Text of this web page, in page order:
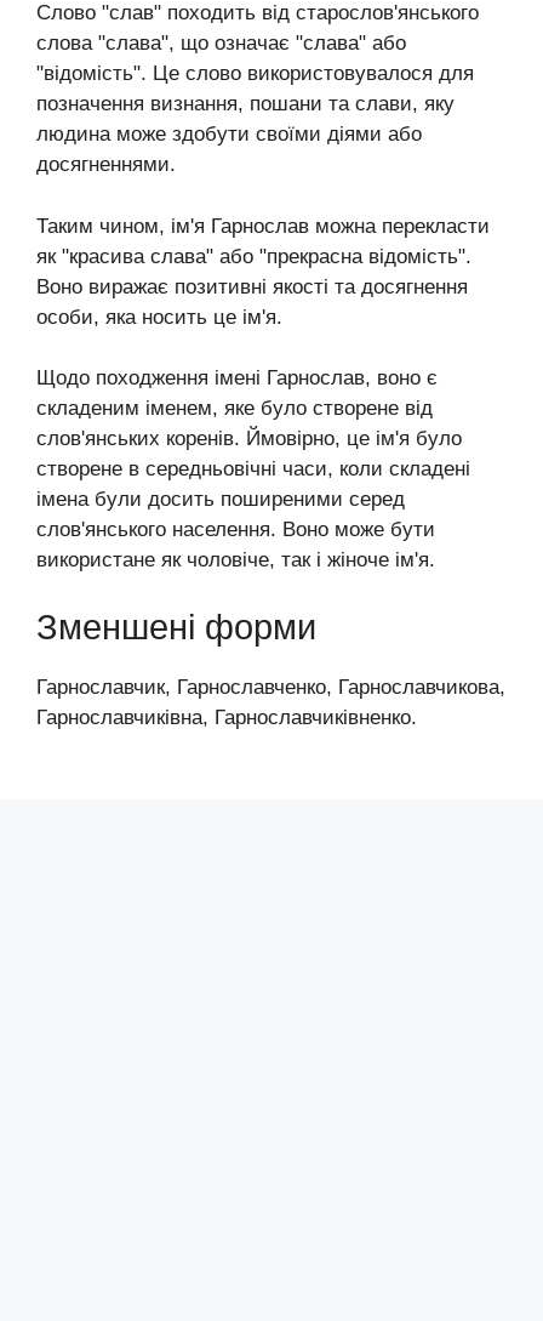
Слово "слав" походить від старослов'янського
слова "слава", що означає "слава" або
"відомість". Це слово використовувалося для
позначення визнання, пошани та слави, яку
людина може здобути своїми діями або
досягненнями.
Таким чином, ім'я Гарнослав можна перекласти
як "красива слава" або "прекрасна відомість".
Воно виражає позитивні якості та досягнення
особи, яка носить це ім'я.
Щодо походження імені Гарнослав, воно є
складеним іменем, яке було створене від
слов'янських коренів. Ймовірно, це ім'я було
створене в середньовічні часи, коли складені
імена були досить поширеними серед
слов'янського населення. Воно може бути
використане як чоловіче, так і жіноче ім'я.
Зменшені форми
Гарнославчик, Гарнославченко, Гарнославчикова,
Гарнославчиківна, Гарнославчиківненко.